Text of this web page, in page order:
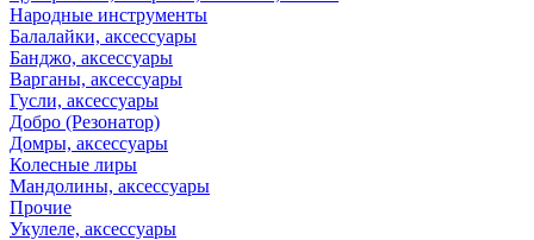
Народные инструменты
Балалайки, аксессуары
Банджо, аксессуары
Варганы, аксессуары
Гусли, аксессуары
Добро (Резонатор)
Домры, аксессуары
Колесные лиры
Мандолины, аксессуары
Прочие
Укулеле, аксессуары